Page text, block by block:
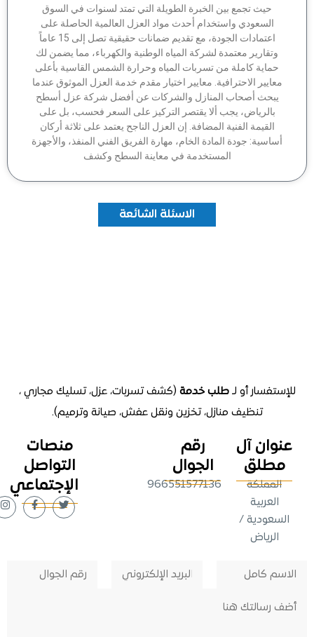
حيث تجمع بين الخبرة الطويلة التي تمتد لسنوات في السوق
السعودي واستخدام أحدث مواد العزل العالمية الحاصلة على
اعتمادات الجودة، مع تقديم ضمانات حقيقية تصل إلى 15 عاماً
وتقارير معتمدة لشركة المياه الوطنية والكهرباء، مما يضمن لك
حماية كاملة من تسربات المياه وحرارة الشمس القاسية بأعلى
الاحترافية. معايير اختيار مقدم خدمة العزل الموثوق عندما
يبحث أصحاب المنازل والشركات عن أفضل شركة عزل أسطح
بالرياض، يجب ألا يقتصر التركيز على السعر فحسب، بل على
القيمة الفنية المضافة. إن العزل الناجح يعتمد على ثلاثة أركان
جودة المادة الخام، مهارة الفريق الفني المنفذ، والأجهزة
المستخدمة في معاينة السطح وكشف
الاسئلة الشائعة
أو لـطلب خدمة(كشف تسربات، عزل، تسليك مجاري ،
تنظيف منازل، تخزين ونقل عفش، صيانة وترميم).
آل
/
رقم
الجوال
966551577136
منصات
التواصل
الإجتماعي